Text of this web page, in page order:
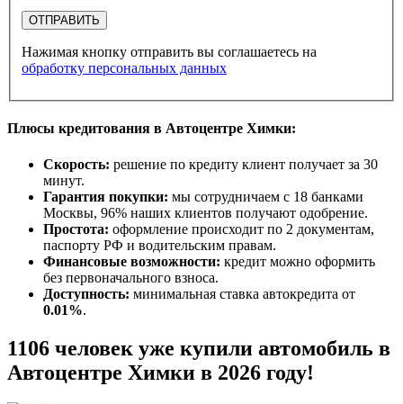
ОТПРАВИТЬ
Нажимая кнопку отправить вы соглашаетесь на
обработку персональных данных
Плюсы кредитования в Автоцентре Химки:
Скорость: решение по кредиту клиент получает за 30
минут.
Гарантия покупки: мы сотрудничаем с 18 банками
Москвы, 96% наших клиентов получают одобрение.
Простота: оформление происходит по 2 документам,
паспорту РФ и водительским правам.
Финансовые возможности: кредит можно оформить
без первоначального взноса.
Доступность: минимальная ставка автокредита от
0.01%.
1106 человек уже купили автомобиль в
Автоцентре Химки в 2026 году!